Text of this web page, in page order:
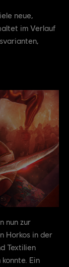
neue,
im Verlauf
nun zur
Horkos in der
Textilien
Ein